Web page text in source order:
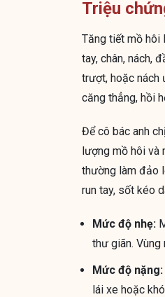
Triệu
Tăng tiết mồ hôi
tay, chân, nách,
trượt, hoặc nách
căng thẳng, hồi
Để cô bác anh
lượng mồ hôi và
thường làm đảo
run tay, sốt kéo
Mức độ nhẹ:
thư giãn. Vùng
Mức độ nặng:
lái xe hoặc